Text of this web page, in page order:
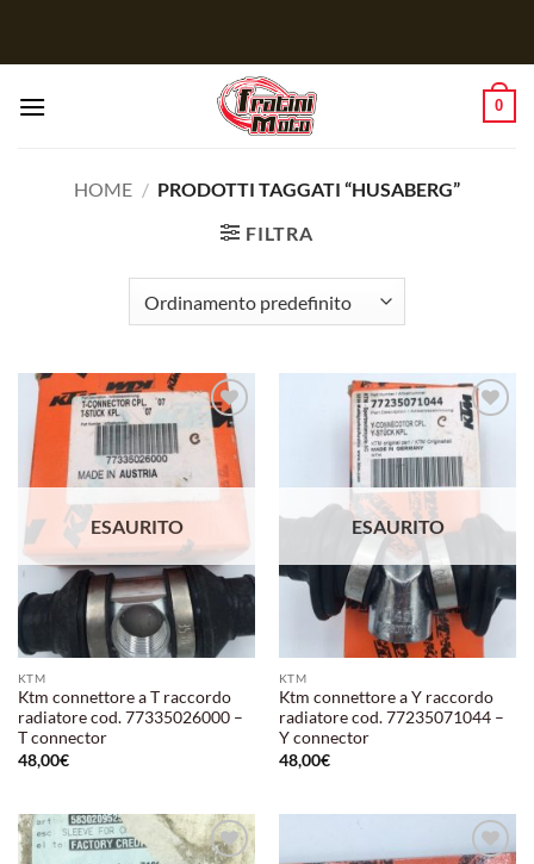
0
HOME / PRODOTTI TAGGATI “HUSABERG”
FILTRA
Aggiungi
alla lista
dei
desideri
ESAURITO
KTM
Ktm connettore a T raccordo
radiatore cod. 77335026000 –
T connector
48,00€
Aggiungi
desideri
ESAURITO
KTM
Ktm connettore a Y raccordo
radiatore cod. 77235071044 –
Y connector
48,00€